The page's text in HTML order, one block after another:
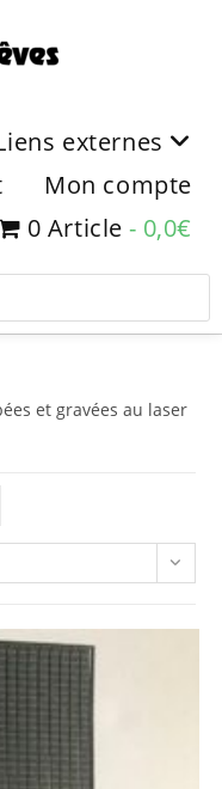
externes
Mon compte
0 Article
0,0€
et gravées au laser